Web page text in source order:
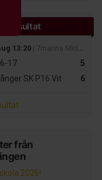
resultat
13:20 | 7manna MidNordic
5
17
6
SK P16 Vit
från
2026!